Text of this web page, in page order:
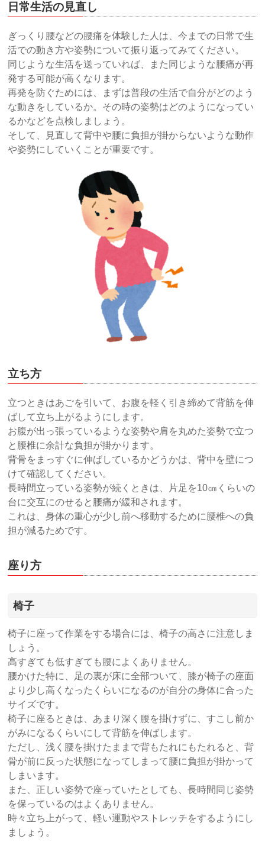
日常生活の見直し
ぎっくり腰などの腰痛を体験した人は、今までの日常で生
活での動き方や姿勢について振り返ってみてください。
同じような生活を送っていれば、また同じような腰痛が再
発する可能が高くなります。
再発を防ぐためには、まずは普段の生活で自分がどのよう
な動きをしているか。その時の姿勢はどのようになってい
るかなどを点検しましょう。
そして、見直して背中や腰に負担が掛からないような動作
や姿勢にしていくことが重要です。
立ち方
立つときはあごを引いて、お腹を軽く引き締めて背筋を伸
ばして立ち上がるようにします。
お腹が出っ張っているような姿勢や肩を丸めた姿勢で立つ
と腰椎に余計な負担が掛かります。
背骨をまっすぐに伸ばしているかどうかは、背中を壁につ
けて確認してください。
長時間立っている姿勢が続くときは、片足を10㎝くらいの
台に交互にのせると腰痛が緩和されます。
これは、身体の重心が少し前へ移動するために腰椎への負
担が減るためです。
座り方
椅子
椅子に座って作業をする場合には、椅子の高さに注意しま
しょう。
高すぎても低すぎても腰によくありません。
腰かけた特に、足の裏が床に全部ついて、膝が椅子の座面
より少し高くなったくらいになるのが自分の身体に合った
サイズです。
椅子に座るときは、あまり深く腰を掛けずに、すこし前か
がみになるくらいにして背筋を伸ばします。
ただし、浅く腰を掛けたままで背もたれにもたれると、背
骨が前に反った状態になってしまって腰に負担が掛かって
しまいます。
また、正しい姿勢で座っていたとしても、長時間同じ姿勢
を保っているのはよくありません。
時々立ち上がって、軽い運動やストレッチをするようにし
ましょう。